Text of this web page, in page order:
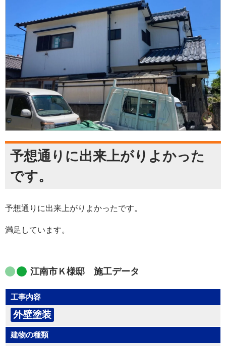
予想通りに出来上がりよかった
です。
予想通りに出来上がりよかったです。
満足しています。
江南市Ｋ様邸 施工データ
工事内容
外壁塗装
建物の種類